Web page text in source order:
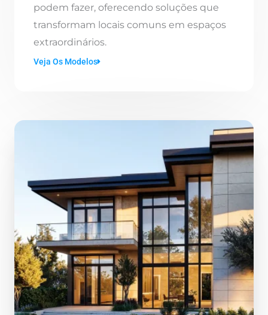
podem fazer, oferecendo soluções que
transformam locais comuns em espaços
extraordinários.
Veja Os Modelos